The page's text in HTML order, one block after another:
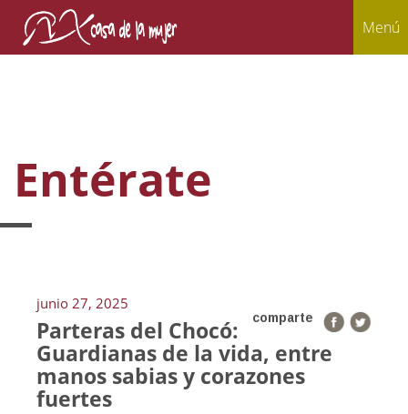
Menú
Entérate
junio 27, 2025
comparte
Parteras del Chocó:
Guardianas de la vida, entre
manos sabias y corazones
fuertes